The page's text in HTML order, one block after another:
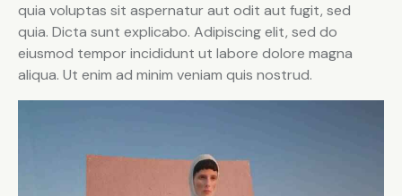
quia voluptas sit aspernatur aut odit aut fugit, sed
quia. Dicta sunt explicabo. Adipiscing elit, sed do
eiusmod tempor incididunt ut labore dolore magna
aliqua. Ut enim ad minim veniam quis nostrud.